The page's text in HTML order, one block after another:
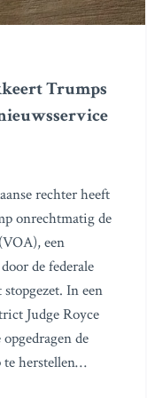
Trumps
rechter heeft
onrechtmatig de
een
de federale
In een
Judge Royce
de
te herstellen…